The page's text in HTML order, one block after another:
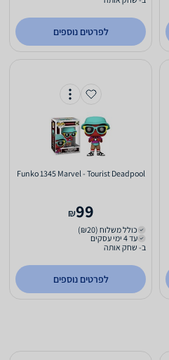
לפרטים נוספים
Funko 1345 Marvel - Tourist Deadpool
99
₪
כולל משלוח (₪20)
עד 4 ימי עסקים
ב- שחק אותה
לפרטים נוספים